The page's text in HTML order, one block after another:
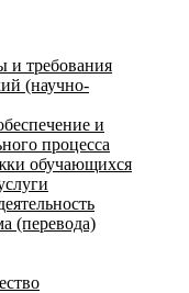
и требования
(научно-
и
процесса
обучающихся
(перевода)